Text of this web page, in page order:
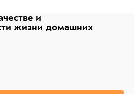
спирт,
парфюм (отдушка), лимонен,
и
жизни домашних